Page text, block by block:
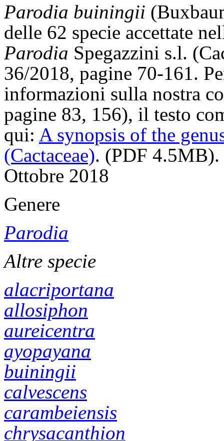
Parodia buiningii
delle 62 specie accettate
Parodia Spegazzini s.l.
36/2018, pagine 70-161.
informazioni sulla nostra
pagine 83, 156), il testo
qui: A synopsis of the
(Cactaceae). (PDF 4.5MB).
Ottobre 2018
Genere
Parodia
Altre specie
alacriportana
allosiphon
aureicentra
ayopayana
buiningii
calvescens
carambeiensis
chrysacanthion